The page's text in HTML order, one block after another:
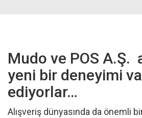
Mudo ve POS A.Ş.
yeni bir deneyimi
ediyorlar…
Alışveriş dünyasında da önemli